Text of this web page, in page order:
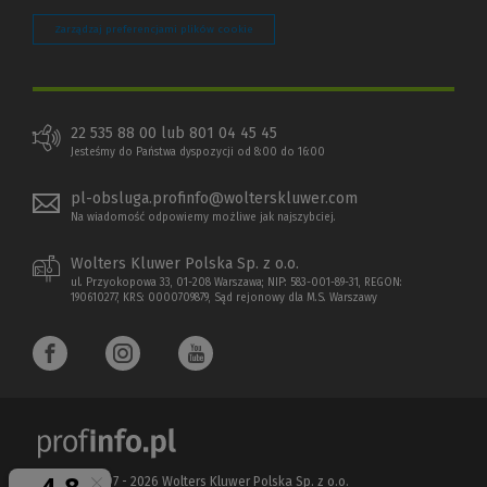
Zarządzaj preferencjami plików cookie
22 535 88 00 lub 801 04 45 45
Jesteśmy do Państwa dyspozycji od 8:00 do 16:00
pl-obsluga.profinfo@wolterskluwer.com
Na wiadomość odpowiemy możliwe jak najszybciej.
Wolters Kluwer Polska Sp. z o.o.
ul. Przyokopowa 33, 01-208 Warszawa; NIP: 583-001-89-31, REGON:
190610277, KRS: 0000709879, Sąd rejonowy dla M.S. Warszawy
Copyright 1997 - 2026 Wolters Kluwer Polska Sp. z o.o.